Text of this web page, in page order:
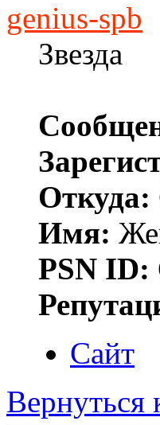
genius-spb
Звезда
Откуда:
Имя:
PSN ID:
Сайт
Вернуться